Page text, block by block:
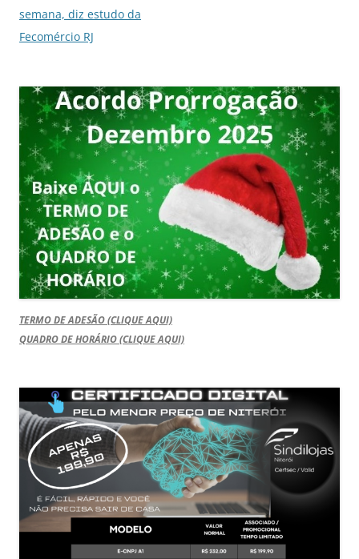
semana, diz estudo da
Fecomércio RJ
TERMO DE ADESÃO (CLIQUE AQUI)
QUADRO DE HORÁRIO (CLIQUE AQUI)